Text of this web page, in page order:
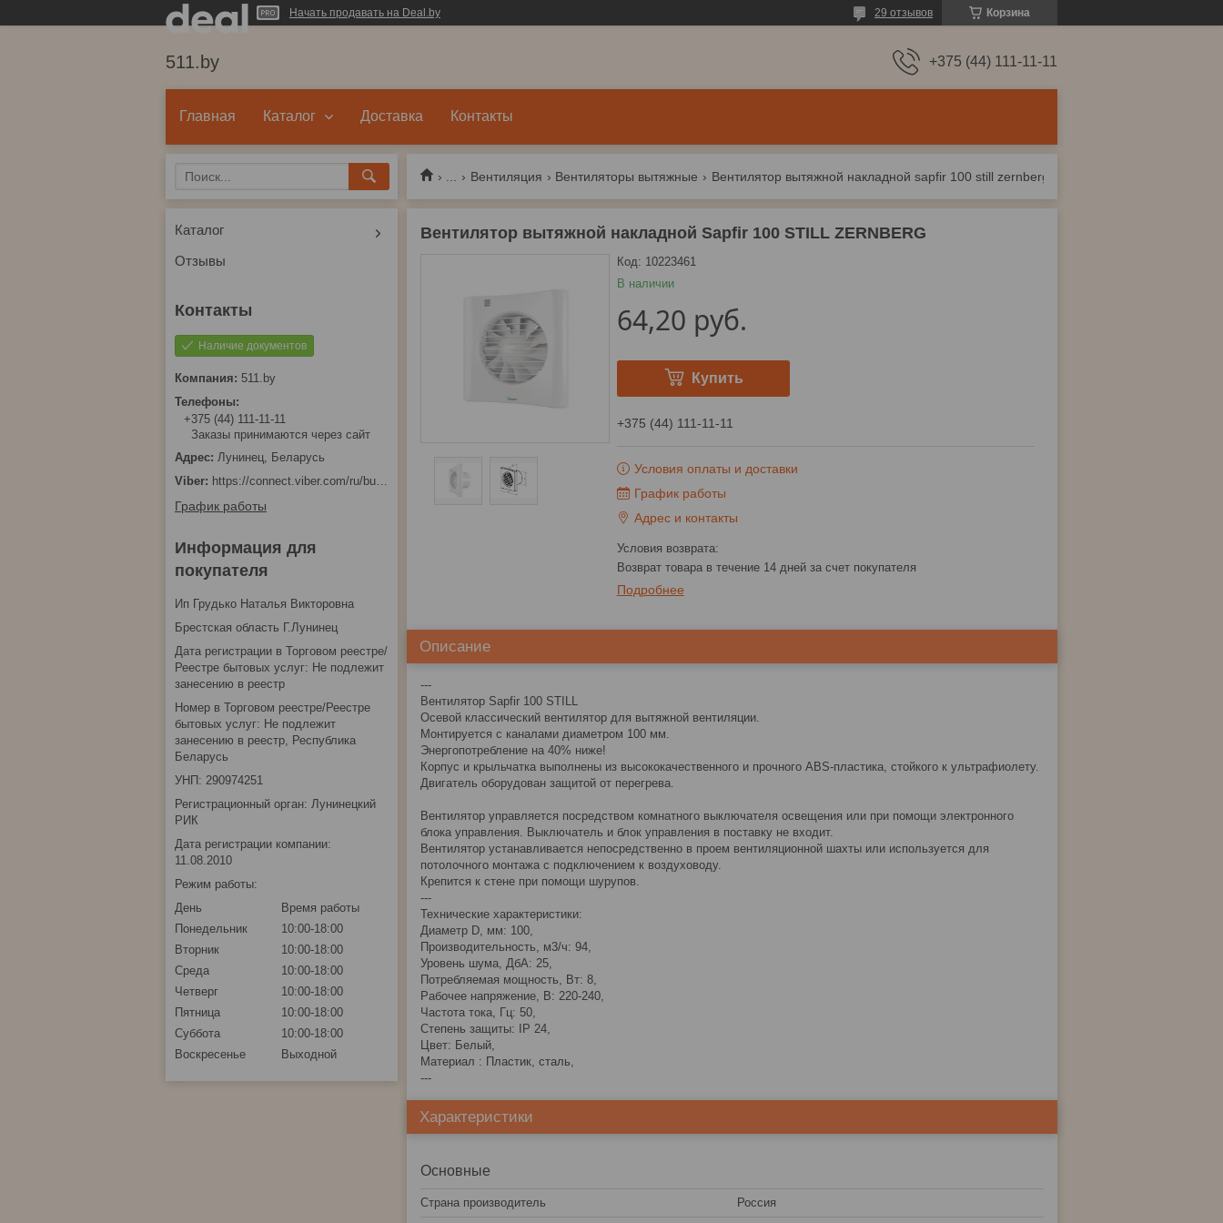
Начать продавать на Deal.by Корзина
29 отзывов
511.by +375 (44) 111-11-11
Главная Каталог Доставка Контакты
Вентиляция Вентиляторы вытяжные Вентилятор вытяжной накладной sapfir 100 still zernberg
Вентилятор вытяжной накладной Sapfir 100 STILL ZERNBERG
В наличии
Код: 10223461
64,20 руб.
Купить
+375 (44) 111-11-11
Условия оплаты и доставки
График работы
Адрес и контакты
возврат товара в течение 14 дней за счет покупателя
Подробнее
Описание
---
Вентилятор Sapfir 100 STILL
Осевой классический вентилятор для вытяжной вентиляции.
Монтируется с каналами диаметром 100 мм.
Энергопотребление на 40% ниже!
Корпус и крыльчатка выполнены из высококачественного и прочного ABS-пластика, стойкого к ультрафиолету.
Двигатель оборудован защитой от перегрева.
Вентилятор управляется посредством комнатного выключателя освещения или при помощи электронного
блока управления. Выключатель и блок управления в поставку не входит.
Вентилятор устанавливается непосредственно в проем вентиляционной шахты или используется для
потолочного монтажа с подключением к воздуховоду.
Крепится к стене при помощи шурупов.
---
Технические характеристики:
Диаметр D, мм: 100,
Производительность, м3/ч: 94,
Уровень шума, ДбА: 25,
Потребляемая мощность, Вт: 8,
Рабочее напряжение, В: 220-240,
Частота тока, Гц: 50,
Степень защиты: IP 24,
Цвет: Белый,
Материал : Пластик, сталь,
---
Характеристики
Основные
Страна производитель Россия
Каталог
Отзывы
Наличие документов
511.by
+375 (44) 111-11-11
Заказы принимаются через сайт
Лунинец, Беларусь
https://connect.viber.com/ru/business/1d480fbc-bd61-11ef-8513-eab83dfd23fa
График работы
Информация для
покупателя
Ип Грудько Наталья Викторовна
Брестская область Г.Лунинец
Дата регистрации в Торговом реестре/
Реестре бытовых услуг: Не подлежит
занесению в реестр
Номер в Торговом реестре/Реестре
бытовых услуг: Не подлежит
занесению в реестр, Республика
Беларусь
УНП: 290974251
Регистрационный орган: Лунинецкий
РИК
Дата регистрации компании:
11.08.2010
Режим работы:
День
Время работы
Понедельник
10:00-18:00
Вторник
10:00-18:00
Среда
10:00-18:00
Четверг
10:00-18:00
Пятница
10:00-18:00
Суббота
10:00-18:00
Воскресенье
Выходной